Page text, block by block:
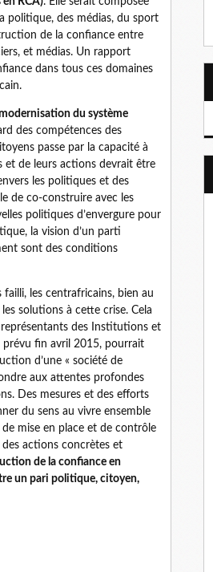
politique, des médias, du sport
de la confiance entre
et médias. Un rapport
dans tous ces domaines
du système
des compétences des
passe par la capacité à
et de leurs actions devrait être
les politiques et des
de co-construire avec les
politiques d’envergure pour
la vision d’un parti
sont des conditions
les centrafricains, bien au
solutions à cette crise. Cela
des Institutions et
prévu fin avril 2015, pourrait
d’une « société de
aux attentes profondes
Des mesures et des efforts
du sens au vivre ensemble
mise en place et de contrôle
actions concrètes et
de la confiance en
un pari politique, citoyen,